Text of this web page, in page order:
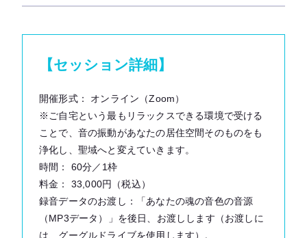
【セッション詳細】
開催形式： オンライン（Zoom）
※ご自宅という最もリラックスできる環境で受ける
ことで、音の振動があなたの居住空間そのものをも
浄化し、聖域へと変えていきます。
時間： 60分／1枠
料金： 33,000円（税込）
録音データのお渡し：「あなたの魂の音色の音源
（MP3データ）」を後日、お渡しします（お渡しに
は、グーグルドライブを使用します）。